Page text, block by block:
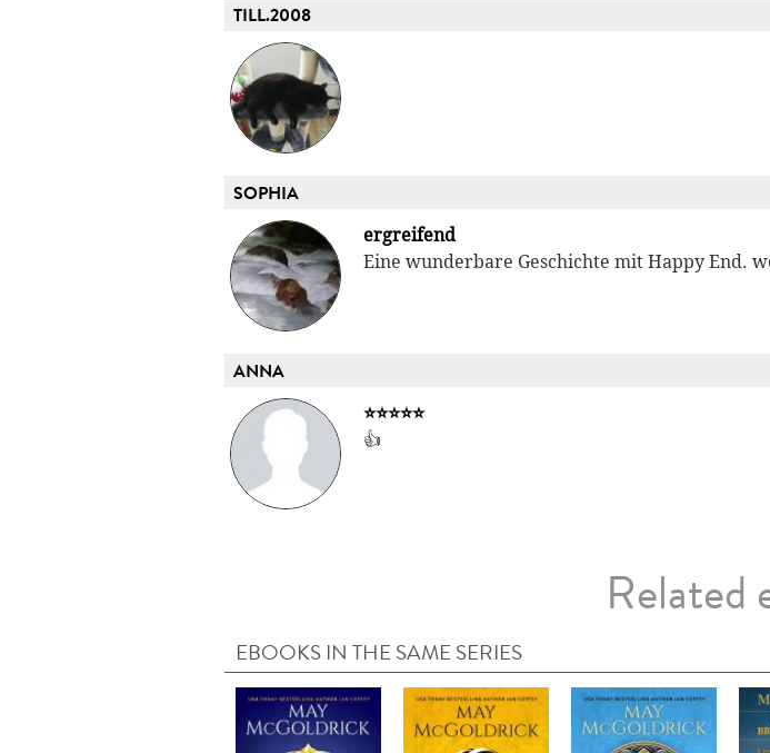
TILL.2008
SOPHIA
ergreifend
Eine wunderbare Geschichte mit Happy End.
ANNA
⭐️⭐️⭐️⭐️⭐️
👍
Related
EBOOKS IN THE SAME SERIES